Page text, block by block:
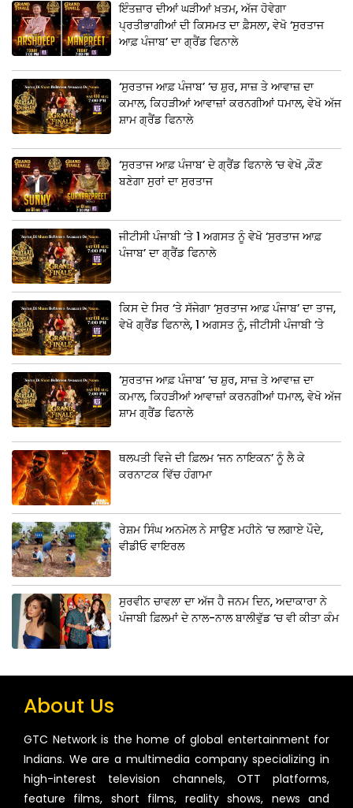
ਇੰਤਜ਼ਾਰ ਦੀਆਂ ਘੜੀਆਂ ਖ਼ਤਮ, ਅੱਜ ਹੋਵੇਗਾ
ਪ੍ਰਤੀਭਾਗੀਆਂ ਦੀ ਕਿਸਮਤ ਦਾ ਫ਼ੈਸਲਾ, ਵੇਖੋ ‘ਸੁਰਤਾਜ
ਆਫ਼ ਪੰਜਾਬ’ ਦਾ ਗ੍ਰੈਂਡ ਫਿਨਾਲੇ
‘ਸੁਰਤਾਜ ਆਫ਼ ਪੰਜਾਬ’ ‘ਚ ਸ਼ੁਰ, ਸਾਜ਼ ਤੇ ਆਵਾਜ਼ ਦਾ
ਕਮਾਲ, ਕਿਹੜੀਆਂ ਆਵਾਜ਼ਾਂ ਕਰਨਗੀਆਂ ਧਮਾਲ, ਵੇਖੋ ਅੱਜ
ਸ਼ਾਮ ਗ੍ਰੈਂਡ ਫਿਨਾਲੇ
‘ਸੁਰਤਾਜ ਆਫ਼ ਪੰਜਾਬ’ ਦੇ ਗ੍ਰੈਂਡ ਫਿਨਾਲੇ ‘ਚ ਵੇਖੋ ,ਕੌਣ
ਬਣੇਗਾ ਸੁਰਾਂ ਦਾ ਸੁਰਤਾਜ
ਜੀਟੀਸੀ ਪੰਜਾਬੀ ‘ਤੇ 1 ਅਗਸਤ ਨੂੰ ਵੇਖੋ ‘ਸੁਰਤਾਜ ਆਫ਼
ਪੰਜਾਬ’ ਦਾ ਗ੍ਰੈਂਡ ਫਿਨਾਲੇ
ਕਿਸ ਦੇ ਸਿਰ ‘ਤੇ ਸੱਜੇਗਾ ‘ਸੁਰਤਾਜ ਆਫ਼ ਪੰਜਾਬ’ ਦਾ ਤਾਜ,
ਵੇਖੋ ਗ੍ਰੈਂਡ ਫਿਨਾਲੇ, 1 ਅਗਸਤ ਨੂੰ, ਜੀਟੀਸੀ ਪੰਜਾਬੀ ‘ਤੇ
‘ਸੁਰਤਾਜ ਆਫ਼ ਪੰਜਾਬ’ ‘ਚ ਸ਼ੁਰ, ਸਾਜ਼ ਤੇ ਆਵਾਜ਼ ਦਾ
ਕਮਾਲ, ਕਿਹੜੀਆਂ ਆਵਾਜ਼ਾਂ ਕਰਨਗੀਆਂ ਧਮਾਲ, ਵੇਖੋ ਅੱਜ
ਸ਼ਾਮ ਗ੍ਰੈਂਡ ਫਿਨਾਲੇ
ਥਲਪਤੀ ਵਿਜੇ ਦੀ ਫ਼ਿਲਮ ‘ਜਨ ਨਾਇਕਨ’ ਨੂੰ ਲੈ ਕੇ
ਕਰਨਾਟਕ ਵਿੱਚ ਹੰਗਾਮਾ
ਰੇਸ਼ਮ ਸਿੰਘ ਅਨਮੋਲ ਨੇ ਸਾਉਣ ਮਹੀਨੇ ‘ਚ ਲਗਾਏ ਪੌਦੇ,
ਵੀਡੀਓ ਵਾਇਰਲ
ਸੁਰਵੀਨ ਚਾਵਲਾ ਦਾ ਅੱਜ ਹੈ ਜਨਮ ਦਿਨ, ਅਦਾਕਾਰਾ ਨੇ
ਪੰਜਾਬੀ ਫ਼ਿਲਮਾਂ ਦੇ ਨਾਲ-ਨਾਲ ਬਾਲੀਵੁੱਡ ‘ਚ ਵੀ ਕੀਤਾ ਕੰਮ
About Us
GTC Network is the home of global entertainment for
Indians. We are a multimedia company specializing in
high-interest television channels, OTT platforms,
feature films, short films, reality shows, news and